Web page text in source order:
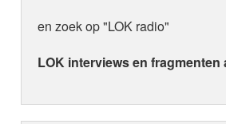
en zoek op "LOK radio"
LOK interviews en fragmenten